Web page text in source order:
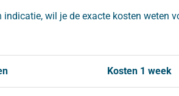
indicatie, wil je de exacte kosten weten
Kosten 1 week